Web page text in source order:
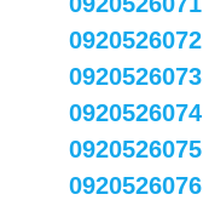
0920526072
0920526073
0920526074
0920526075
0920526076